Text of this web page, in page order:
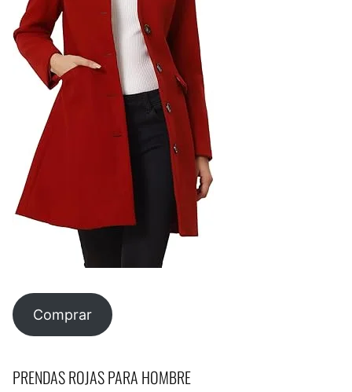
Comprar
PRENDAS ROJAS PARA HOMBRE